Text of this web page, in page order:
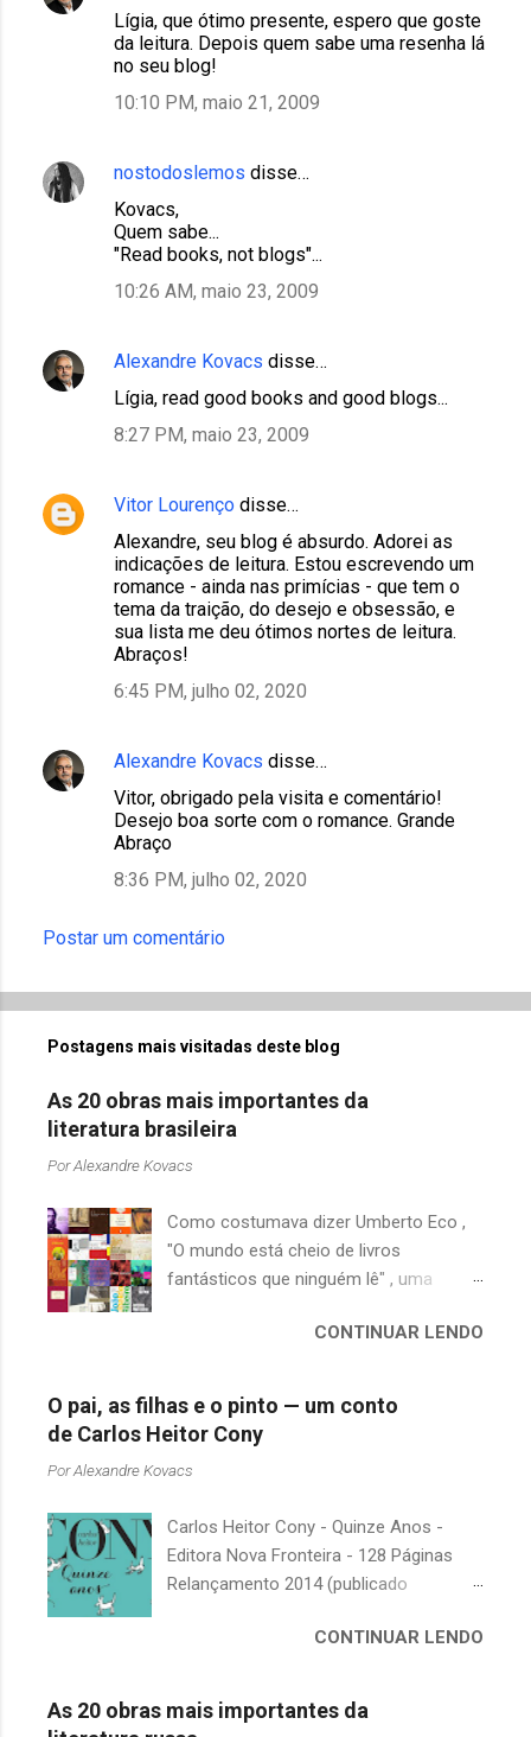
Lígia, que ótimo presente, espero que goste
da leitura. Depois quem sabe uma resenha lá
no seu blog!
10:10 PM, maio 21, 2009
nostodoslemos disse…
Kovacs,
Quem sabe...
"Read books, not blogs"...
10:26 AM, maio 23, 2009
Alexandre Kovacs disse…
Lígia, read good books and good blogs...
8:27 PM, maio 23, 2009
Vitor Lourenço disse…
Alexandre, seu blog é absurdo. Adorei as
indicações de leitura. Estou escrevendo um
romance - ainda nas primícias - que tem o
tema da traição, do desejo e obsessão, e
sua lista me deu ótimos nortes de leitura.
Abraços!
6:45 PM, julho 02, 2020
Alexandre Kovacs disse…
Vitor, obrigado pela visita e comentário!
Desejo boa sorte com o romance. Grande
Abraço
8:36 PM, julho 02, 2020
Postar um comentário
Postagens mais visitadas deste blog
As 20 obras mais importantes da
literatura brasileira
PorAlexandre Kovacs
Como costumava dizer Umberto Eco ,
"O mundo está cheio de livros
fantásticos que ninguém lê" , uma
quando falamos de clássicos da
escritores brasileiros, somos forçados
a uma avaliação burocrática na escola e
acabamos adquirindo uma certa
antipatia a determinado livro ou autor
justamente o contrário. É surpreendente
como uma segunda visita a essas
obras, já em nossa maturidade, pode
escondido, bem ali na nossa estante.
nós? A limitação de apenas 20
CONTINUAR LENDO
O pai, as filhas e o pinto — um conto
de Carlos Heitor Cony
PorAlexandre Kovacs
Carlos Heitor Cony - Quinze Anos -
Editora Nova Fronteira - 128 Páginas
Relançamento 2014 (publicado
com deliciosos contos sobre a infância
bem-humoradas e sensíveis,
descrevem o relacionamento de um pai
CONTINUAR LENDO
As 20 obras mais importantes da